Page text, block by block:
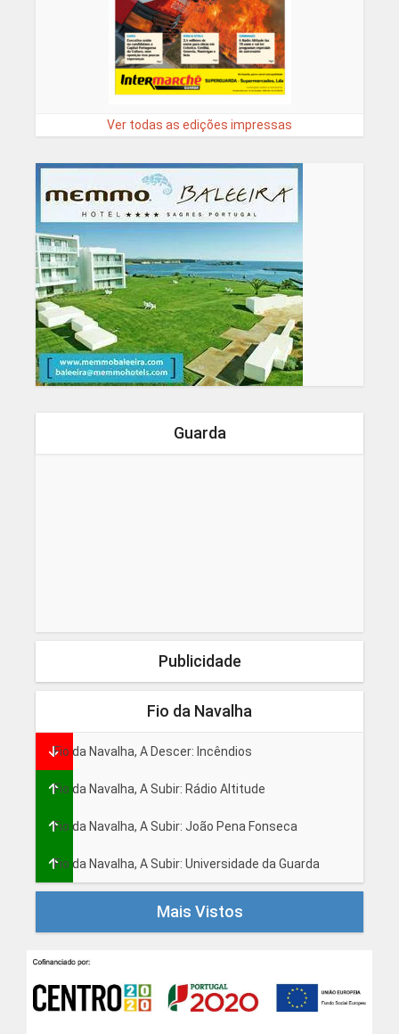
Ver todas as edições impressas
Guarda
Publicidade
Fio da Navalha
Fio da Navalha, A Descer: Incêndios
Fio da Navalha, A Subir: Rádio Altitude
Fio da Navalha, A Subir: João Pena Fonseca
Fio da Navalha, A Subir: Universidade da Guarda
Mais Vistos